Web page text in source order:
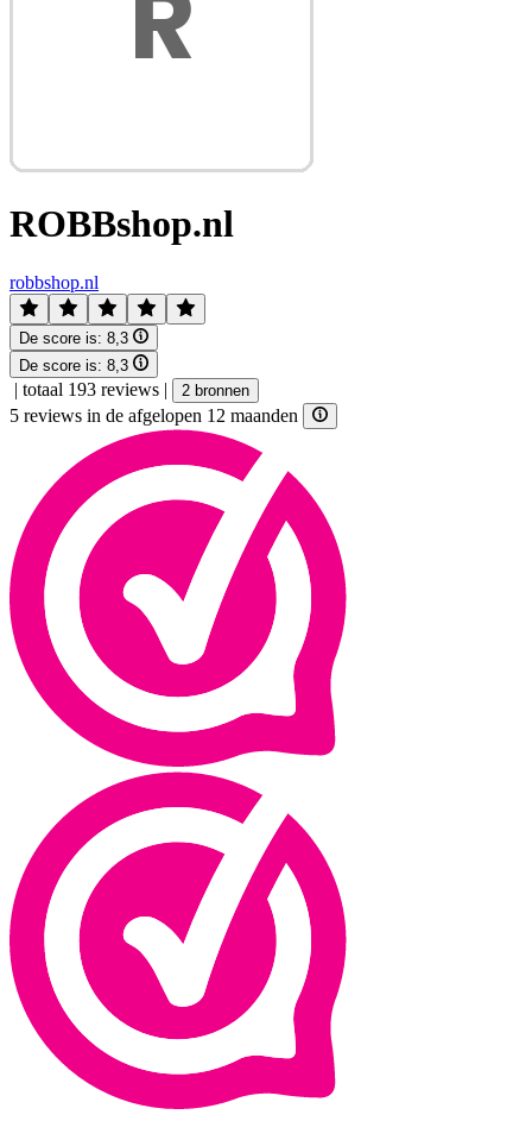
ROBBshop.nl
robbshop.nl
De score is: 8,3
De score is: 8,3
| totaal 193 reviews | 2 bronnen
5 reviews in de afgelopen 12 maanden